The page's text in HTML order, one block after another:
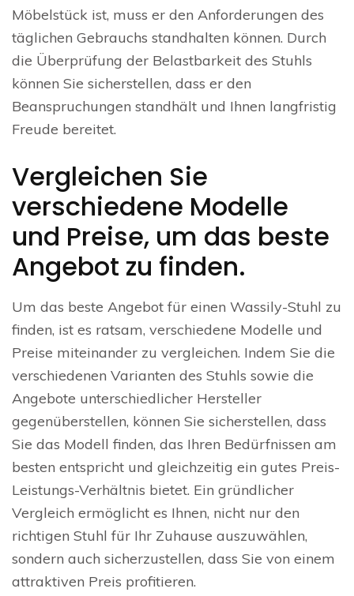
Möbelstück ist, muss er den Anforderungen des
täglichen Gebrauchs standhalten können. Durch
die Überprüfung der Belastbarkeit des Stuhls
können Sie sicherstellen, dass er den
Beanspruchungen standhält und Ihnen langfristig
Freude bereitet.
Vergleichen Sie
verschiedene Modelle
und Preise, um das beste
Angebot zu finden.
Um das beste Angebot für einen Wassily-Stuhl zu
finden, ist es ratsam, verschiedene Modelle und
Preise miteinander zu vergleichen. Indem Sie die
verschiedenen Varianten des Stuhls sowie die
Angebote unterschiedlicher Hersteller
gegenüberstellen, können Sie sicherstellen, dass
Sie das Modell finden, das Ihren Bedürfnissen am
besten entspricht und gleichzeitig ein gutes Preis-
Leistungs-Verhältnis bietet. Ein gründlicher
Vergleich ermöglicht es Ihnen, nicht nur den
richtigen Stuhl für Ihr Zuhause auszuwählen,
sondern auch sicherzustellen, dass Sie von einem
attraktiven Preis profitieren.